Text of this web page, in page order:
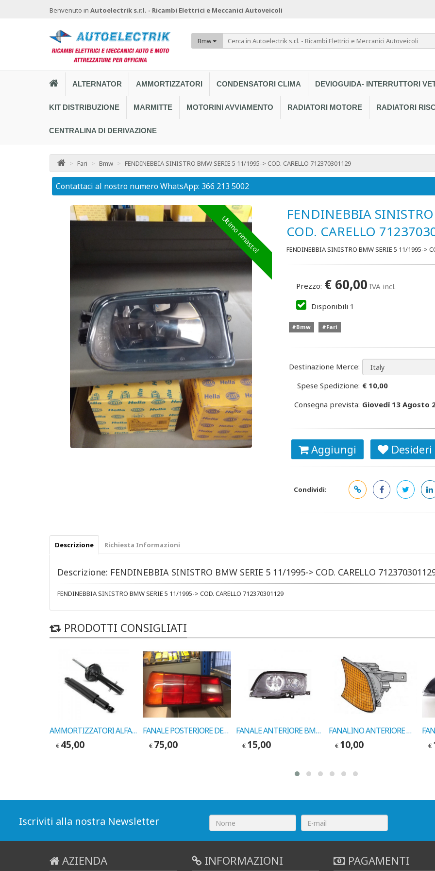
Benvenuto in Autoelectrik s.r.l. - Ricambi Elettrici e Meccanici Autoveicoli
Bmw
ALTERNATOR AMMORTIZZATORI CONDENSATORI CLIMA DEVIOGUIDA- INTERRUTTORI
KIT DISTRIBUZIONE MARMITTE MOTORINI AVVIAMENTO RADIATORI MOTORE RADIATORI
CENTRALINA DI DERIVAZIONE
> Fari > Bmw > FENDINEBBIA SINISTRO BMW SERIE 5 11/1995-> COD. CARELLO 712370301129
Contattaci al nostro numero WhatsApp: 366 213 5002
Ultimo rimasto!
FENDINEBBIA
COD. CARELLO
FENDINEBBIA SINISTRO BMW SERIE 5 11/1995->
Prezzo: € 60,00 IVA incl.
Disponibili 1
#Bmw #Fari
Destinazione Merce:
Spese Spedizione: € 10,00
Consegna prevista: Giovedì 13 Agosto
Aggiungi Desideri
Condividi:
Descrizione Richiesta Informazioni
Descrizione: FENDINEBBIA SINISTRO BMW SERIE 5 11/1995-> COD. CARELLO
FENDINEBBIA SINISTRO BMW SERIE 5 11/1995-> COD. CARELLO 712370301129
PRODOTTI CONSIGLIATI
AMMORTIZZATORI ALFA 155 ANT. 1992-> COD. MARELLI 5771G
€ 45,00
FANALE POSTERIORE DESTRO BMW SERIE 3 1987-> COD. 320305
€ 75,00
FANALE ANTERIORE BMW INCOLORE SX BMW S3 99-> COD.EUROLITES 20275000
€ 15,00
FANALINO ANTERIORE DX BMW SERIE 5 1991-> COD. EUROLITES 20264122
€ 10,00 €
Iscriviti alla nostra Newsletter
AZIENDA INFORMAZIONI PAGAMENTI